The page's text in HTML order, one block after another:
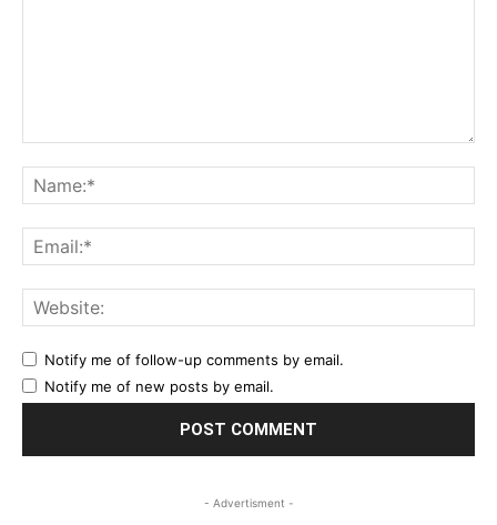
Notify me of follow-up comments by email.
Notify me of new posts by email.
- Advertisment -